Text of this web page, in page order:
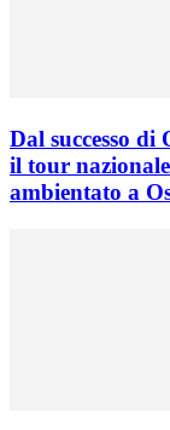
Dal successo di
il tour
ambientato a